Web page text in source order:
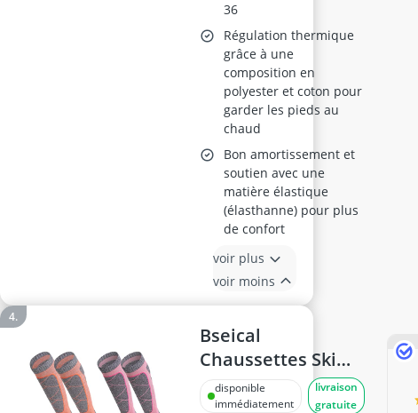
36
Régulation thermique
grâce à une
composition en
polyester et coton pour
garder les pieds au
chaud
Bon amortissement et
soutien avec une
matière élastique
(élasthanne) pour plus
de confort
voir plus
voir moins
Bseical
Chaussettes Ski
Femme 35-39
disponible
immédiatement
livraison
gratuite